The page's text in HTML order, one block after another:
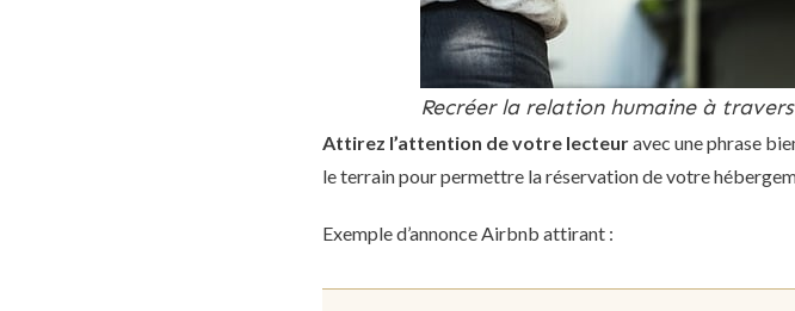
Recréer la relation humaine à
Attirez l’attention de votre lecteuravec une phrase
le terrain pour permettre la réservation de votre
Exemple d’annonce Airbnb attirant :